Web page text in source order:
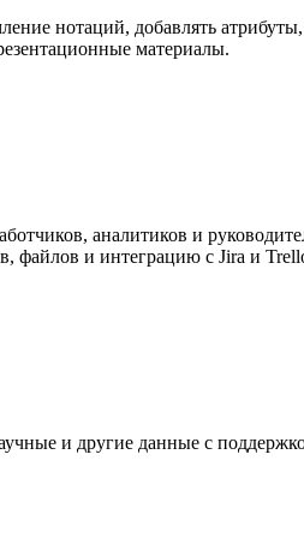
нотаций, добавлять
материалы.
аналитиков и
файлов и интеграцию с Jira и
и другие данные с